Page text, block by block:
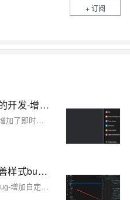
+ 订阅
【11】flutter进行了聊天页面的开发-增加了即时通讯聊天的整体页面和组件-切换-朋友-陌生人-vip开通详细页面-即时通讯sdk准备-直播sdk准备-即时通讯有无UI集成的区别介绍-开发完整的社交APP-前端客户端开发+数据联调|以优雅草商业项目为例做开发-flutter开发-全流程-商业应用级实战开发-优雅草Alex
【11】flutter进行了聊天页面的开发-增加了即时通讯聊天的整体页面和组件-切换-朋友-陌生人-vip开通详细页面-即时通讯sdk准备-直播sdk准备-即时通讯有无UI集成的区别介绍-开发完整的社交APP-前端客户端开发+数据联调|以优雅草商业项目为例做开发-flutter开发-全流程-商业应用级实战开发-优雅草Alex
【05】flutter完成注册页面完善样式bug-增加自定义可复用组件widgets-严格规划文件和目录结构-规范入口文件-开发完整的社交APP-前端客户端开发+数据联调|以优雅草商业项目为例做开发-flutter开发-全流程-商业应用级实战开发-优雅草央千澈
【05】flutter完成注册页面完善样式bug-增加自定义可复用组件widgets-严格规划文件和目录结构-规范入口文件-开发完整的社交APP-前端客户端开发+数据联调|以优雅草商业项目为例做开发-flutter开发-全流程-商业应用级实战开发-优雅草央千澈